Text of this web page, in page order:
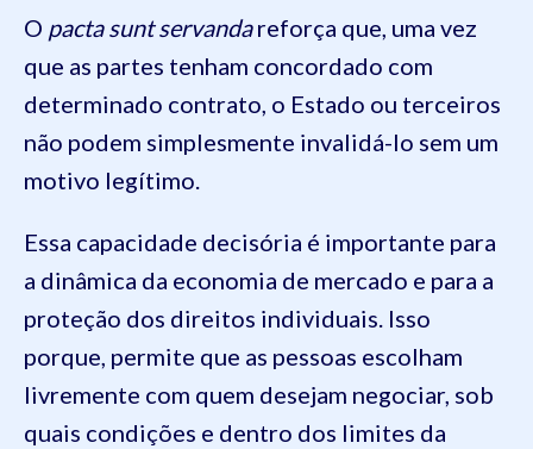
O pacta sunt servandareforça que, uma vez
que as partes tenham concordado com
determinado contrato, o Estado ou terceiros
não podem simplesmente invalidá-lo sem um
motivo legítimo.
Essa capacidade decisória é importante para
a dinâmica da economia de mercado e para a
proteção dos direitos individuais. Isso
porque, permite que as pessoas escolham
livremente com quem desejam negociar, sob
quais condições e dentro dos limites da